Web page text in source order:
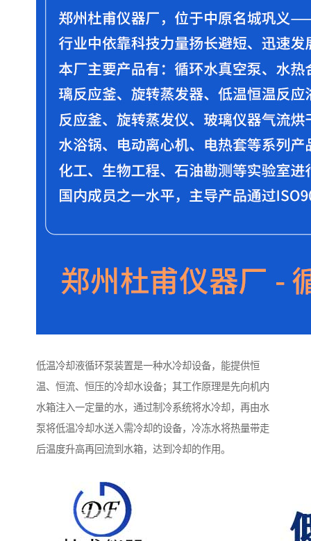
低温冷却液循环泵装置是一种水冷却设备，能提供恒
温、恒流、恒压的冷却水设备；其工作原理是先向机内
水箱注入一定量的水，通过制冷系统将水冷却，再由水
泵将低温冷却水送入需冷却的设备，冷冻水将热量带走
后温度升高再回流到水箱，达到冷却的作用。